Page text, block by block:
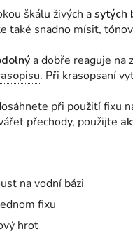
škálu živých asytých
také snadno mísit,
a dobře reaguje
. Při krasopsaní
při použití fixu
přechody, použijte
na vodní bázi
fixu
hrot